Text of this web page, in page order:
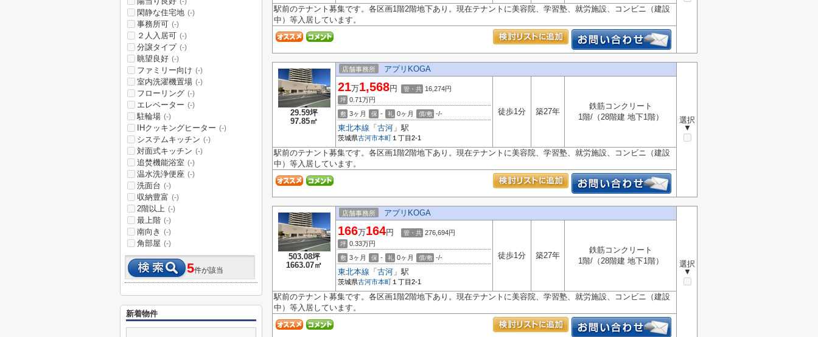
駅前のテナント募集です。各区画1階2階地下あり。現在テナントに美容院、学習塾、就労施設、コンビニ（建設
中）等入居しています。
29.59坪
97.85㎡
店舗事務所 アプリKOGA
選択
▼
21万1,568円 管・共 16,274円
坪 0.71万円
敷 3ヶ月 保 - 礼 0ヶ月 償/敷 -/-
東北本線 「 古河 」駅
茨城県古河市本町 １丁目2-1
徒歩1分 築27年
鉄筋コンクリート
1階/（28階建 地下1階）
駅前のテナント募集です。各区画1階2階地下あり。現在テナントに美容院、学習塾、就労施設、コンビニ（建設
中）等入居しています。
503.08坪
1663.07㎡
店舗事務所 アプリKOGA
選択
▼
166万164円 管・共 276,694円
坪 0.33万円
敷 3ヶ月 保 - 礼 0ヶ月 償/敷 -/-
東北本線 「 古河 」駅
茨城県古河市本町 １丁目2-1
徒歩1分 築27年
鉄筋コンクリート
1階/（28階建 地下1階）
駅前のテナント募集です。各区画1階2階地下あり。現在テナントに美容院、学習塾、就労施設、コンビニ（建設
中）等入居しています。
閑静な住宅地 (-)
事務所可 (-)
２人入居可 (-)
分譲タイプ (-)
眺望良好 (-)
ファミリー向け (-)
室内洗濯機置場 (-)
フローリング (-)
エレベーター (-)
駐輪場 (-)
IHクッキングヒーター (-)
システムキッチン (-)
対面式キッチン (-)
追焚機能浴室 (-)
温水洗浄便座 (-)
洗面台 (-)
収納豊富 (-)
2階以上 (-)
最上階 (-)
南向き (-)
角部屋 (-)
5件が該当
新着物件